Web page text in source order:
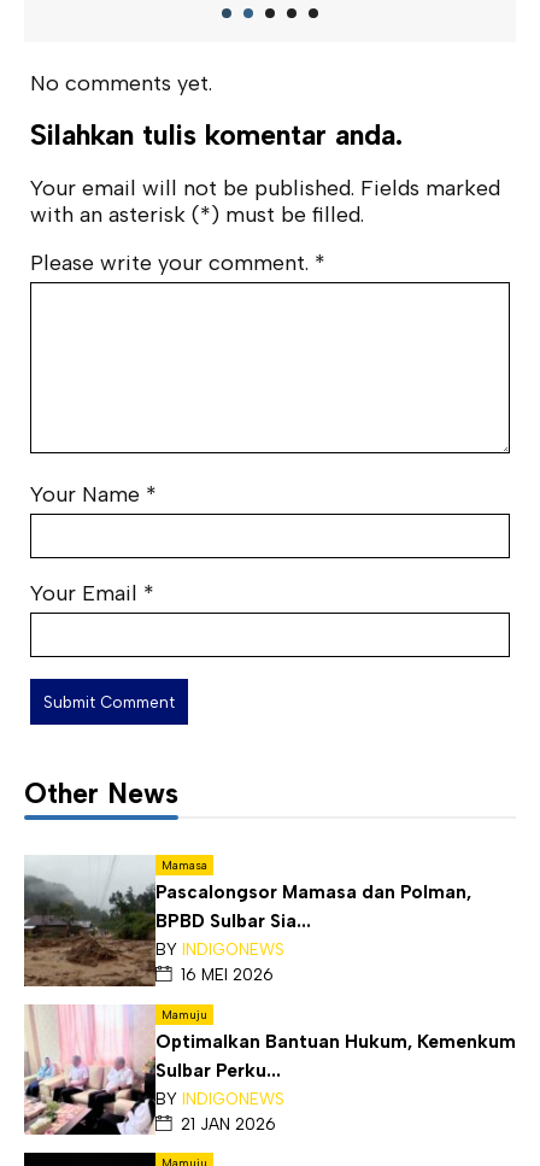
No comments yet.
Silahkan tulis komentar anda.
Your email will not be published. Fields marked
with an asterisk (*) must be filled.
Please write your comment. *
Your Name *
Your Email *
Other News
Mamasa
Pascalongsor Mamasa dan Polman,
BPBD Sulbar Sia...
BY INDIGONEWS
16 MEI 2026
Mamuju
Optimalkan Bantuan Hukum, Kemenkum
Sulbar Perku...
BY INDIGONEWS
21 JAN 2026
Mamuju